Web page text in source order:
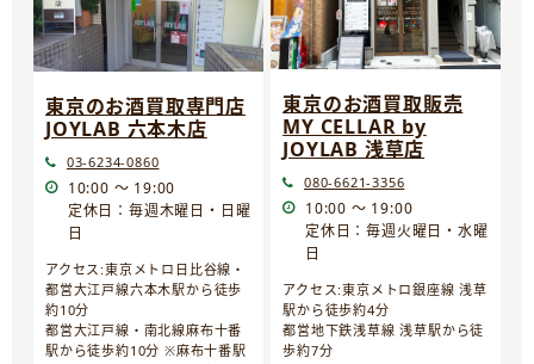
東京のお酒買取専門店
JOYLAB 六本木店
03-6234-0860
10:00 ～ 19:00
定休日：毎週木曜日・日曜
日
アクセス:東京メトロ日比谷線・
都営大江戸線六本木駅から徒歩
約10分
都営大江戸線・南北線麻布十番
駅から徒歩約10分 ※麻布十番駅
東京のお酒買取販売
MY CELLAR by
JOYLAB 浅草店
080-6621-3356
10:00 ～ 19:00
定休日：毎週火曜日・水曜
日
アクセス:東京メトロ銀座線 浅草
駅から徒歩約4分
都営地下鉄浅草線 浅草駅から徒
歩約7分